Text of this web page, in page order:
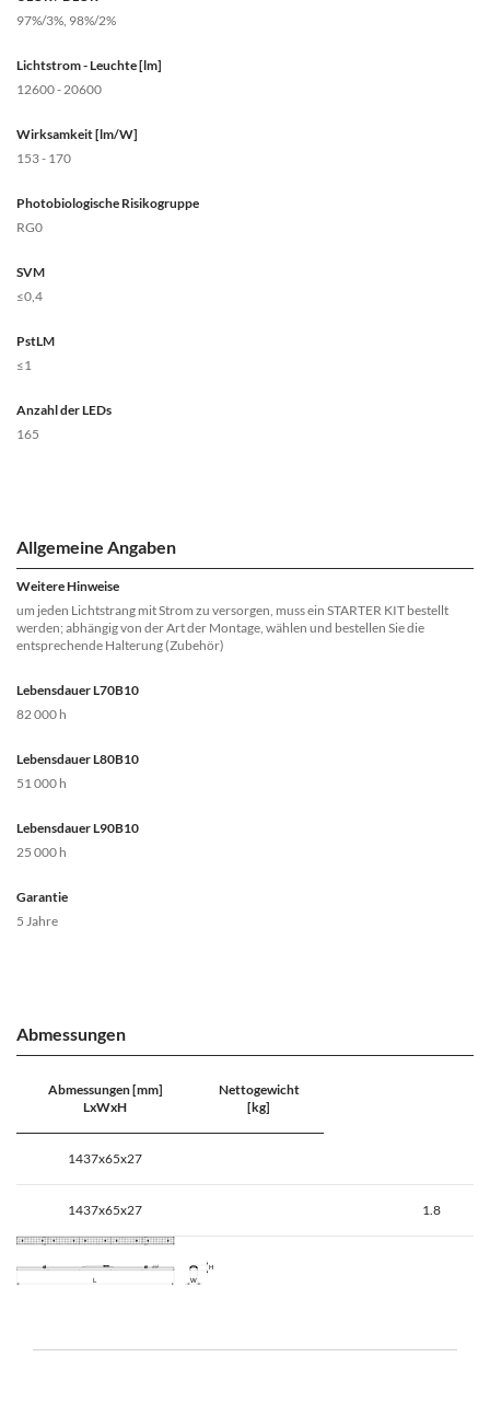
97%/3%, 98%/2%
Lichtstrom - Leuchte [lm]
12600 - 20600
Wirksamkeit [lm/W]
153 - 170
Photobiologische Risikogruppe
RG0
SVM
≤0,4
PstLM
≤1
Anzahl der LEDs
165
Allgemeine Angaben
Weitere Hinweise
um jeden Lichtstrang mit Strom zu versorgen, muss ein STARTER KIT bestellt
werden; abhängig von der Art der Montage, wählen und bestellen Sie die
entsprechende Halterung (Zubehör)
Lebensdauer L70B10
82 000 h
Lebensdauer L80B10
51 000 h
Lebensdauer L90B10
25 000 h
Garantie
5 Jahre
Abmessungen
Abmessungen [mm]
LxWxH
Nettogewicht
[kg]
1437x65x27
1437x65x27 1.8